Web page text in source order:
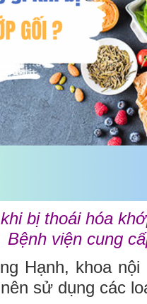
bị thoái hóa
Bệnh viện cung
Hạnh, khoa
sử dụng các